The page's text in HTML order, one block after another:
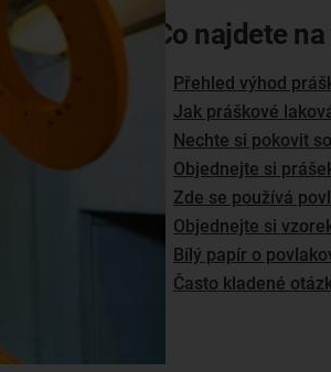
Co najdete
Přehled výhod
Jak práškové
Nechte si pokovit
Objednejte si
Zde se používá
Objednejte si
Bílý papír o
Často kladené